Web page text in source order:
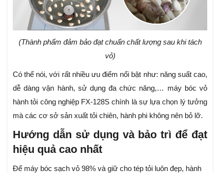
(Thành phẩm đảm bảo đạt chuẩn chất lượng sau khi tách
vỏ)
Có thể nói, với rất nhiều ưu điểm nổi bật như: năng suất cao,
dễ dàng vận hành, sử dụng đa chức năng,… máy bóc vỏ
hành tỏi công nghiệp FX-128S chính là sự lựa chọn lý tưởng
mà các cơ sở sản xuất tỏi chiên, hành phi không nên bỏ lỡ.
Hướng dẫn sử dụng và bảo trì để đạt
hiệu quả cao nhất
Để máy bóc sạch vỏ 98% và giữ cho tép tỏi luôn đẹp, hành